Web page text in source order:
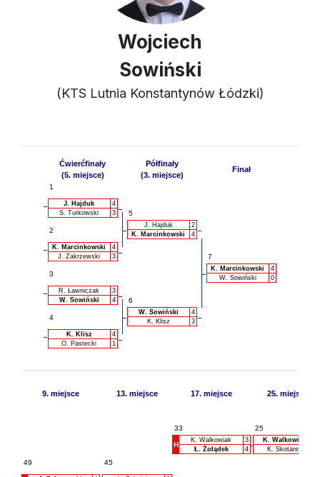
Wojciech
Sowiński
(KTS Lutnia Konstantynów Łódzki)
Ćwierćfinały
(5. miejsce)
Półfinały
(3. miejsce)
Finał
1
J. Hajduk
4
S. Turkowski
3 5
J. Hajduk
2
K. Marcinkowski
4
7
2
K. Marcinkowski
4
J. Zakrzewski
3
K. Marcinkowski
4
W. Sowiński
0
3
R. Ławniczak
3
W. Sowiński
4 6
W. Sowiński
4
K. Klisz
3
4
K. Klisz
4
O. Pastecki
1
9. miejsce 13. miejsce 17. miejsce 25. miejsce
33 25
49 45
H
K. Walkowiak
3
Ł. Żołądek
4
K. Walkowiak
K. Skotarek